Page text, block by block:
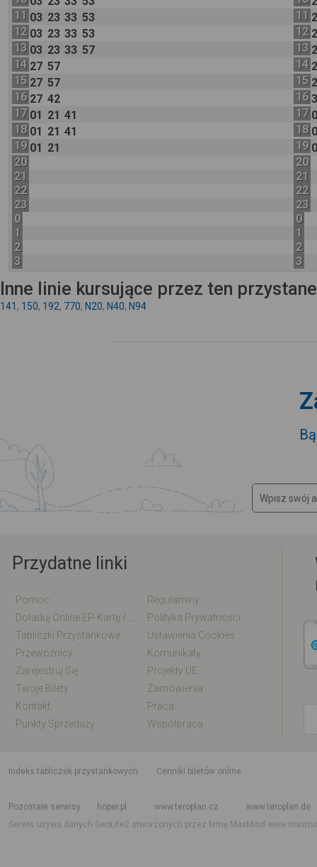
11 03 23 33 53
12 03 23 33 53
13 03 23 33 57
14 27 57
15 27 57
16 27 42
17 01 21 41
18 01 21 41
19 01 21
20
21
22
23
0
1
2
3
11
12
13
14
15
16
17
18
19
20
21
22
23
0
1
2
3
Inne linie kursujące przez ten
141 , 150, 192, 770, N20, N40, N94
Przydatne linki
Pomoc
Regulaminy
Polityka Prywatności
Tabliczki Przystankowe
Ustawienia Cookies
Przewoźnicy
Komunikaty
Zarejestruj Się
Projekty UE
Twoje Bilety
Zamówienia
Kontakt
Praca
Punkty Sprzedaży
Współpraca
indeks tabliczek przystankowych
Cenniki biletów online
Pozostałe serwisy
hoper.pl www.teroplan.cz
www.teroplan.de
Serwis używa danych GeoLite2 stworzonych przez firmę MaxMind